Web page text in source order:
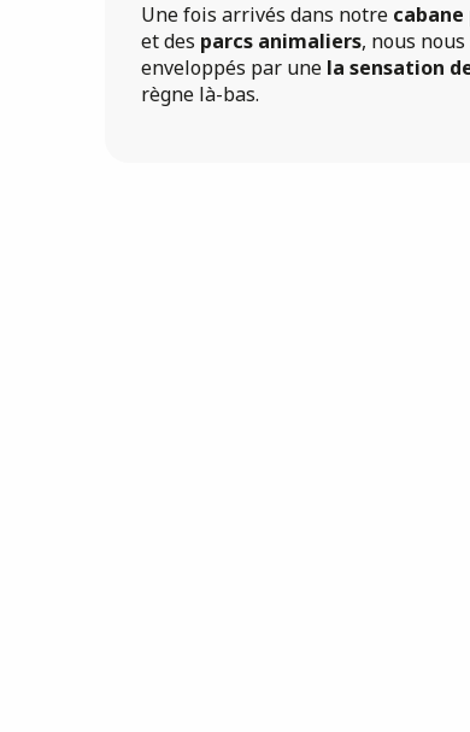
Une fois arrivés dans notre cabane
et des parcs animaliers, nous
enveloppés par une la sensation
règne là-bas.